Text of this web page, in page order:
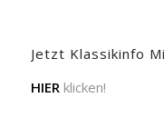
Jetzt Klassikinfo
HIER klicken!